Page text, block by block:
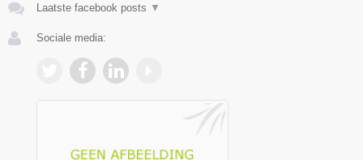
Laatste facebook posts ▼
Sociale media: